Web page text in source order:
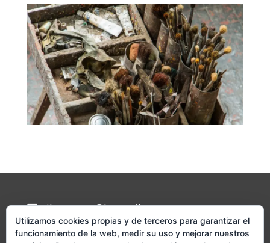
pilarezama@hotmail.com
Utilizamos cookies propias y de terceros para garantizar el
funcionamiento de la web, medir su uso y mejorar nuestros